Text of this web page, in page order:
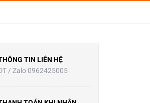
TIN LIÊN HỆ
/ Zalo 0962425005